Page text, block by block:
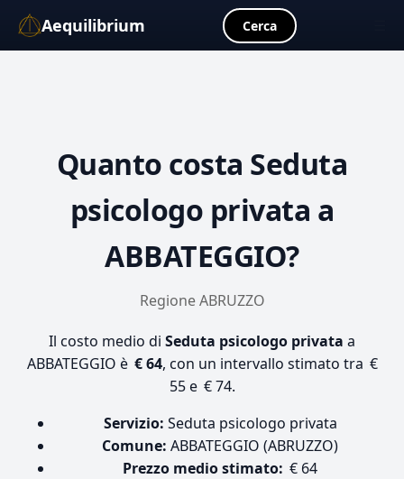
Aequilibrium Cerca
Quanto costa Seduta
psicologo privata a
ABBATEGGIO?
Regione ABRUZZO
Il costo medio di Seduta psicologo privata a
ABBATEGGIO è € 64, con un intervallo stimato tra €
55 e € 74.
Servizio: Seduta psicologo privata
Comune: ABBATEGGIO (ABRUZZO)
Prezzo medio stimato: € 64